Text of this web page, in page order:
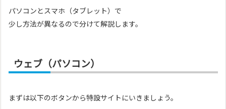
パソコンとスマホ（タブレット）で
少し方法が異なるので分けて解説します。
ウェブ（パソコン）
まずは以下のボタンから特設サイトにいきましょう。